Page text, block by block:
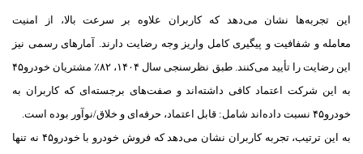
این تجربه‌ها نشان می‌دهد که کاربران علاوه بر سرعت بالا، از امنیت
معامله و شفافیت و پیگیری کامل واریز وجه رضایت دارند. آمارهای رسمی نیز
این رضایت را تأیید می‌کنند. طبق نظرسنجی سال ۱۴۰۴، ۸۲٪ مشتریان خودرو۴۵
به این شرکت اعتماد کافی داشته‌اند و صفت‌های برجسته‌ای که کاربران به
خودرو۴۵ نسبت داده‌اند شامل: قابل اعتماد، حرفه‌ای و خلاق/نوآور بوده است.
به این ترتیب، تجربه کاربران نشان می‌دهد که فروش خودرو با خودرو۴۵ نه تنها